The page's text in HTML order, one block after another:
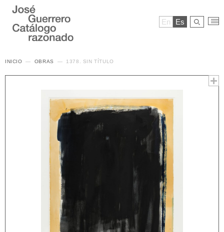
En Es
INICIO OBRAS 1378. SIN TÍTULO